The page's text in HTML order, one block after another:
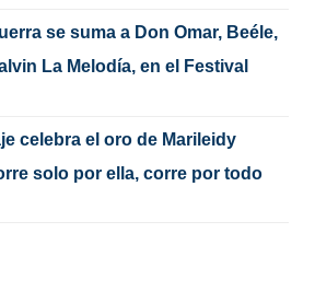
se suma a Don Omar, Beéle,
La Melodía, en el Festival
celebra el oro de Marileidy
solo por ella, corre por todo